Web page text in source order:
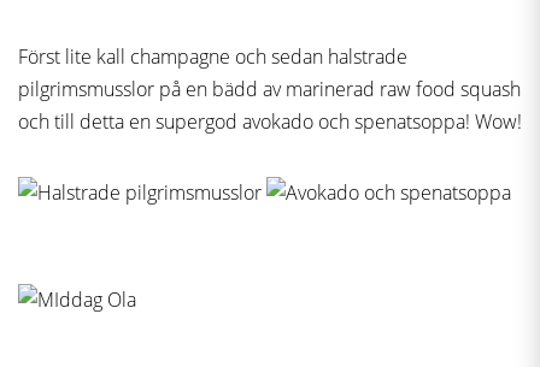
Först lite kall champagne och sedan halstrade
pilgrimsmusslor på en bädd av marinerad raw food squash
och till detta en supergod avokado och spenatsoppa! Wow!